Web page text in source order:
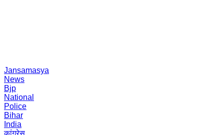
Jansamasya
News
Bjp
National
Police
Bihar
India
कांग्रेस